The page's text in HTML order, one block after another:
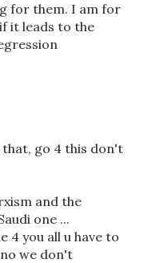
for them. I am for
it leads to the
that, go 4 this don't
and the
one ...
4 you all u have to
we don't